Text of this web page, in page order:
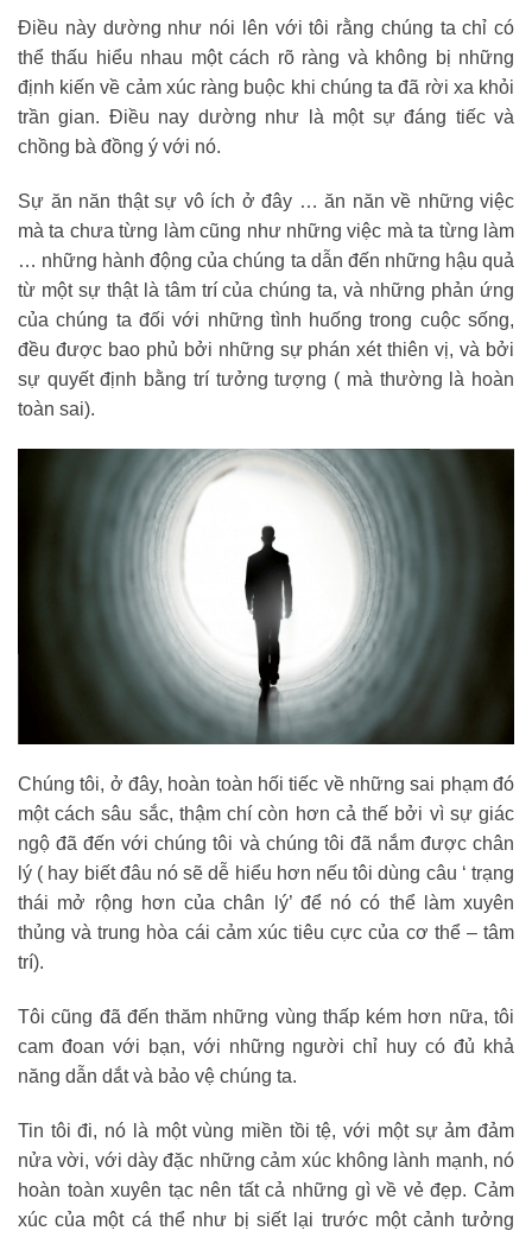
Điều này dường như nói lên với tôi rằng chúng ta chỉ có
thể thấu hiểu nhau một cách rõ ràng và không bị những
định kiến về cảm xúc ràng buộc khi chúng ta đã rời xa khỏi
trần gian. Điều nay dường như là một sự đáng tiếc và
chồng bà đồng ý với nó.
Sự ăn năn thật sự vô ích ở đây … ăn năn về những việc
mà ta chưa từng làm cũng như những việc mà ta từng làm
… những hành động của chúng ta dẫn đến những hậu quả
từ một sự thật là tâm trí của chúng ta, và những phản ứng
của chúng ta đối với những tình huống trong cuộc sống,
đều được bao phủ bởi những sự phán xét thiên vị, và bởi
sự quyết định bằng trí tưởng tượng ( mà thường là hoàn
toàn sai).
Chúng tôi, ở đây, hoàn toàn hối tiếc về những sai phạm đó
một cách sâu sắc, thậm chí còn hơn cả thế bởi vì sự giác
ngộ đã đến với chúng tôi và chúng tôi đã nắm được chân
lý ( hay biết đâu nó sẽ dễ hiểu hơn nếu tôi dùng câu ‘ trạng
thái mở rộng hơn của chân lý’ để nó có thể làm xuyên
thủng và trung hòa cái cảm xúc tiêu cực của cơ thể – tâm
trí).
Tôi cũng đã đến thăm những vùng thấp kém hơn nữa, tôi
cam đoan với bạn, với những người chỉ huy có đủ khả
năng dẫn dắt và bảo vệ chúng ta.
Tin tôi đi, nó là một vùng miền tồi tệ, với một sự ảm đảm
nửa vời, với dày đặc những cảm xúc không lành mạnh, nó
hoàn toàn xuyên tạc nên tất cả những gì về vẻ đẹp. Cảm
xúc của một cá thể như bị siết lại trước một cảnh tưởng